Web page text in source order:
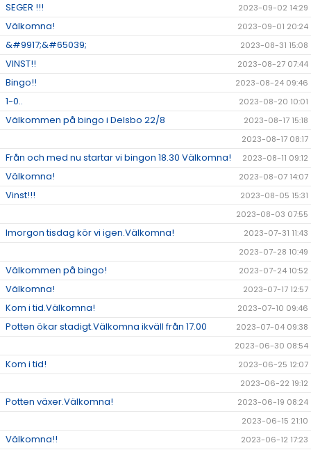
SEGER !!! 2023-09-02 14:29
Välkomna! 2023-09-01 20:24
&#9917;&#65039; 2023-08-31 15:08
VINST!! 2023-08-27 07:44
Bingo!! 2023-08-24 09:46
1-0.. 2023-08-20 10:01
Välkommen på bingo i Delsbo 22/8
2023-08-17 15:18
2023-08-17 08:17
Från och med nu startar vi bingon 18.30 Välkomna! 2023-08-11 09:12
Välkomna! 2023-08-07 14:07
Vinst!!!
2023-08-05 15:31
2023-08-03 07:55
Imorgon tisdag kör vi igen.Välkomna!
2023-07-31 11:43
2023-07-28 10:49
Välkommen på bingo! 2023-07-24 10:52
Välkomna! 2023-07-17 12:57
Kom i tid.Välkomna! 2023-07-10 09:46
Potten ökar stadigt.Välkomna ikväll från 17.00
2023-07-04 09:38
2023-06-30 08:54
Kom i tid!
2023-06-25 12:07
2023-06-22 19:12
Potten växer.Välkomna!
2023-06-19 08:24
2023-06-15 21:10
Välkomna!! 2023-06-12 17:23